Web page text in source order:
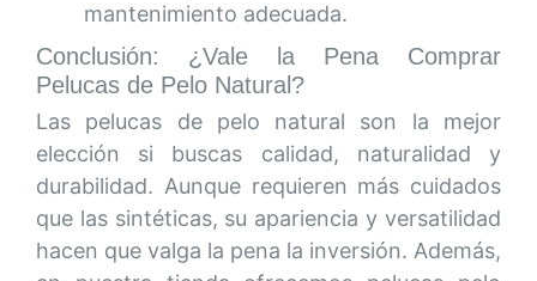
mantenimiento adecuada.
Conclusión: ¿Vale la Pena Comprar
Pelucas de Pelo Natural?
Las pelucas de pelo natural son la mejor
elección si buscas calidad, naturalidad y
durabilidad. Aunque requieren más cuidados
que las sintéticas, su apariencia y versatilidad
hacen que valga la pena la inversión. Además,